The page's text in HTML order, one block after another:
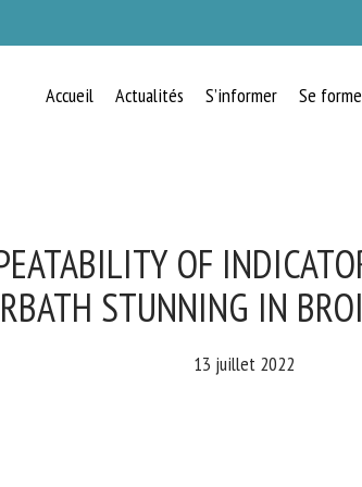
Accueil Actualités S’informer Se
OF
STUNNING IN
13 juillet 2022
BIEN-ÊTRE